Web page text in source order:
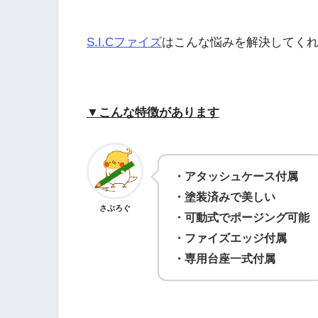
S.I.Cファイズはこんな悩みを解決してく
▼こんな特徴があります
さぶろぐ
・ アタッシュケース付属
・塗装済みで美しい
・可動式でポージング可能
・ファイズエッジ付属
・専用台座一式付属